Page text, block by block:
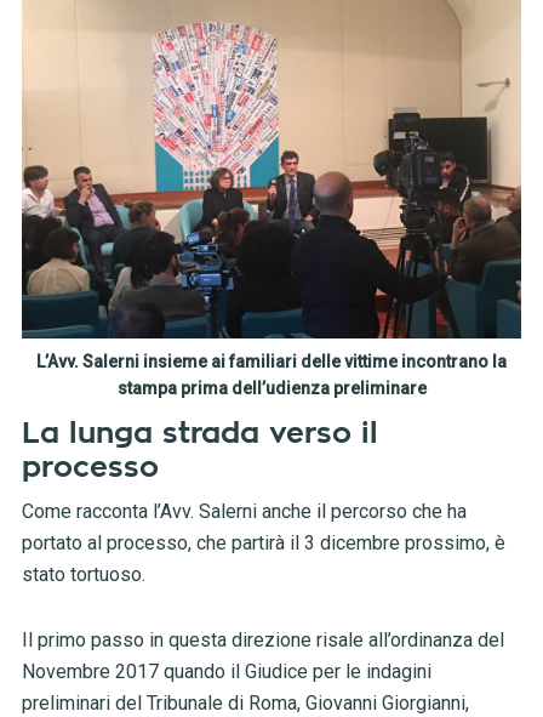
L’Avv. Salerni insieme ai familiari delle vittime incontrano la
stampa prima dell’udienza preliminare
La lunga strada verso il
processo
Come racconta l’Avv. Salerni anche il percorso che ha
portato al processo, che partirà il 3 dicembre prossimo, è
stato tortuoso.
Il primo passo in questa direzione risale all’ordinanza del
Novembre 2017 quando il Giudice per le indagini
preliminari del Tribunale di Roma, Giovanni Giorgianni,